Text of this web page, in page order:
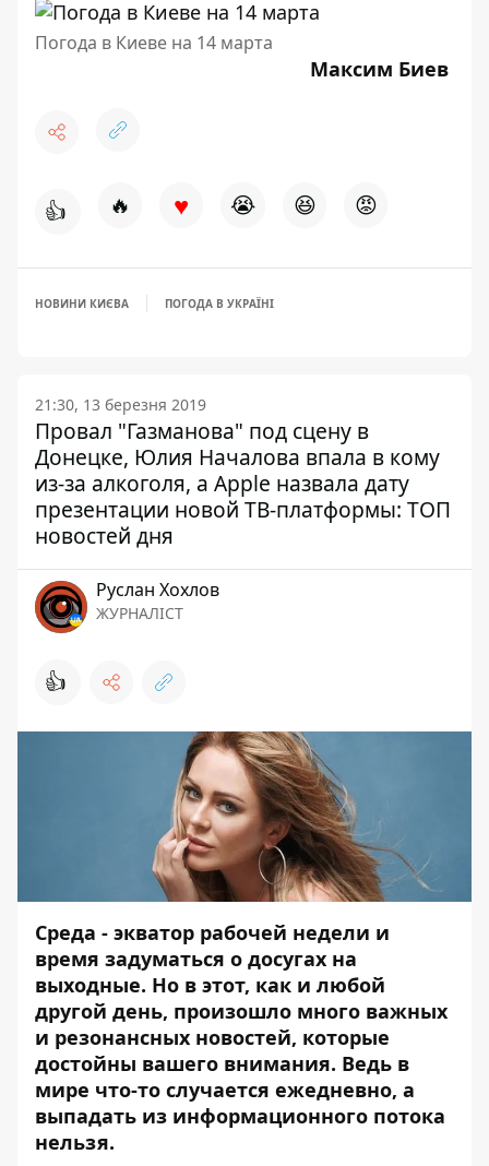
Погода в Киеве на 14 марта
Максим Биев
👍 🔥 ♥ 😭 😆 😡
НОВИНИ КИЄВА ПОГОДА В УКРАЇНІ
21:30, 13 березня 2019
Провал "Газманова" под сцену в
Донецке, Юлия Началова впала в кому
из-за алкоголя, а Apple назвала дату
презентации новой ТВ-платформы: ТОП
новостей дня
Руслан Хохлов
ЖУРНАЛІСТ
👍
Среда - экватор рабочей недели и
время задуматься о досугах на
выходные. Но в этот, как и любой
другой день, произошло много важных
и резонансных новостей, которые
достойны вашего внимания. Ведь в
мире что-то случается ежедневно, а
выпадать из информационного потока
нельзя.